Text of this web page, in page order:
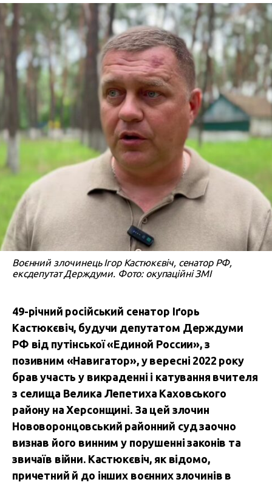
FacebookTwitterTelegram
Воєнний злочинець Ігор Кастюкєвіч, сенатор РФ,
ексдепутат Держдуми. Фото: окупаційні ЗМІ
49-річний російський сенатор Іґорь
Кастюкєвіч, будучи депутатом Держдуми
РФ від путінської «Единой России», з
позивним «Навигатор», у вересні 2022 року
брав участь у викраденні і катування вчителя
з селища Велика Лепетиха Каховського
району на Херсонщині. За цей злочин
Нововоронцовський районний суд заочно
визнав його винним у порушенні законів та
звичаїв війни. Кастюкєвіч, як відомо,
причетний й до інших воєнних злочинів в